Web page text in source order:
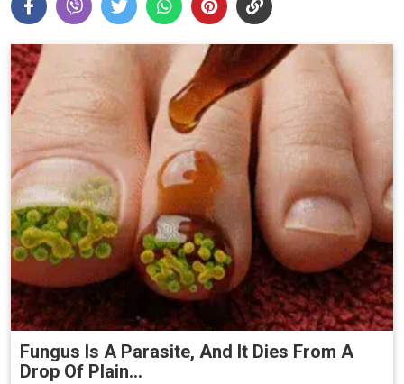
Fungus Is A Parasite, And It Dies From A
Drop Of Plain...